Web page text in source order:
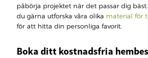
påbörja projektet när det passar dig
du gärna utforska våra olika material för
för att hitta din personliga favorit.
Boka ditt kostnadsfria